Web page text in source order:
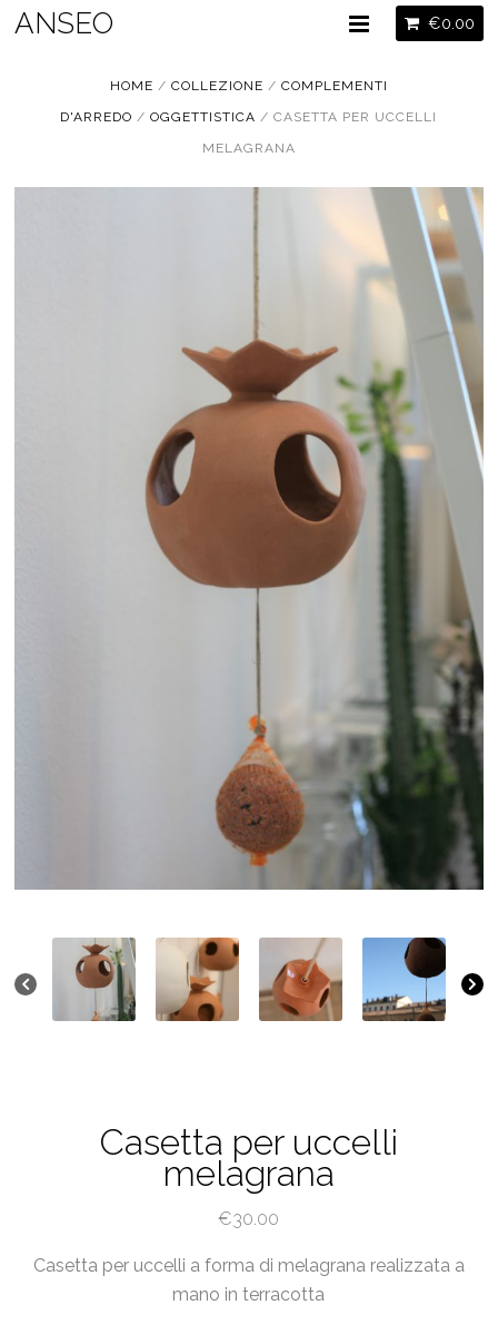
ANSEO €0.00
HOME / COLLEZIONE / COMPLEMENTI
D'ARREDO /OGGETTISTICA / CASETTA PER UCCELLI
MELAGRANA
Casetta per uccelli
melagrana
€30.00
Casetta per uccelli a forma di melagrana realizzata a
mano in terracotta